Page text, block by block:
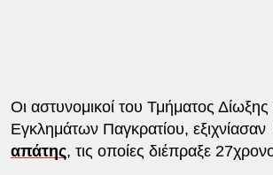
Οι αστυνομικοί του Τμήματος Δίωξης
Εγκλημάτων Παγκρατίου,
απάτης, τις οποίες διέπραξε